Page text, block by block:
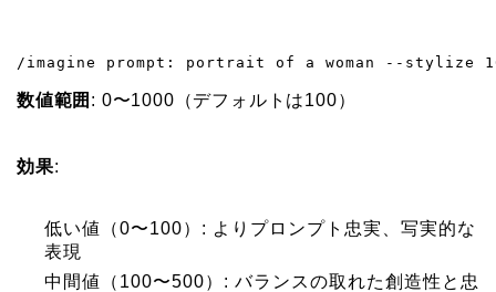
/imagine prompt: portrait of a woman --stylize
数値範囲 : 0〜1000（デフォルトは100）
効果:
低い値（0〜100）: よりプロンプト忠実、写実的な
表現
中間値（100〜500）: バランスの取れた創造性と忠